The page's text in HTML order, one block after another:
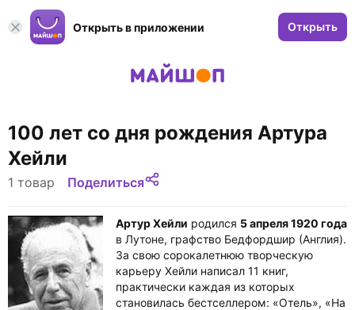
Открыть в приложении Открыть
100 лет со дня рождения Артура
Хейли
1 товар Поделиться
Артур Хейли родился 5 апреля 1920 года
в Лутоне, графство Бедфордшир (Англия).
За свою сорокалетнюю творческую
карьеру Хейли написал 11 книг,
практически каждая из которых
становилась бестселлером: «Отель», «На